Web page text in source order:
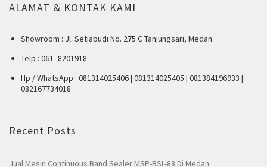
ALAMAT & KONTAK KAMI
Showroom : Jl. Setiabudi No. 275 C Tanjungsari, Medan
Telp : 061- 8201918
Hp / WhatsApp : 081314025406 | 081314025405 | 081384196933 |
082167734018
Recent Posts
Jual Mesin Continuous Band Sealer MSP-BSL-88 Di Medan